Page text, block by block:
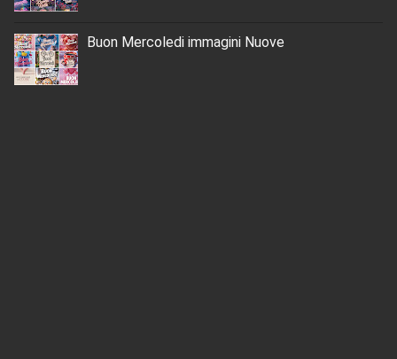
Buon Mercoledi immagini Nuove